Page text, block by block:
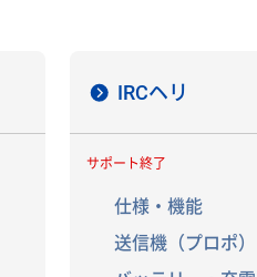
IRCヘリ
サポート終了
仕様・機能
送信機（プロポ）